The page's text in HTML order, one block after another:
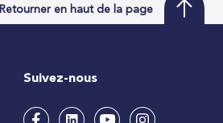
Retourner en haut de la page
Suivez-nous